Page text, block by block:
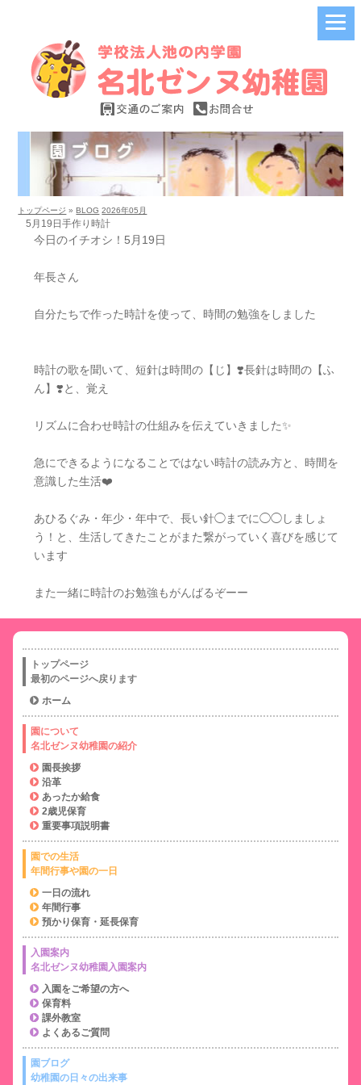
トップページ »BLOG 2026年05月
5月19日手作り時計
今日のイチオシ！5月19日
年長さん
自分たちで作った時計を使って、時間の勉強をしました️
時計の歌を聞いて、短針は時間の【じ】❣️長針は時間の【ふ
ん】❣️と、覚え
リズムに合わせ時計の仕組みを伝えていきました✨
急にできるようになることではない時計の読み方と、時間を
意識した生活❤️
あひるぐみ・年少・年中で、長い針◯までに◯◯しましょ
う！と、生活してきたことがまた繋がっていく喜びを感じて
います
また一緒に時計のお勉強もがんばるぞーー
トップページ
最初のページへ戻ります
ホーム
園について
名北ゼンヌ幼稚園の紹介
園長挨拶
沿革
あったか給食
2歳児保育
重要事項説明書
園での生活
年間行事や園の一日
一日の流れ
年間行事
預かり保育・延長保育
入園案内
名北ゼンヌ幼稚園入園案内
入園をご希望の方へ
保育料
課外教室
よくあるご質問
園ブログ
幼稚園の日々の出来事